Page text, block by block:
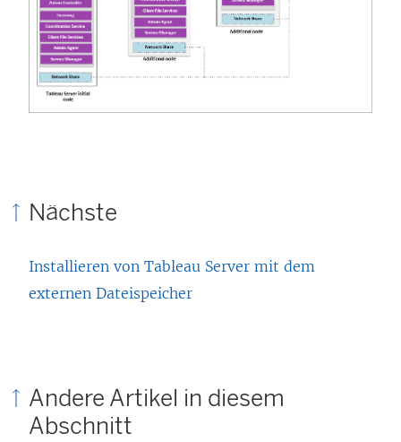
Nächste
Installieren von Tableau Server mit dem
externen Dateispeicher
Andere Artikel in diesem
Abschnitt